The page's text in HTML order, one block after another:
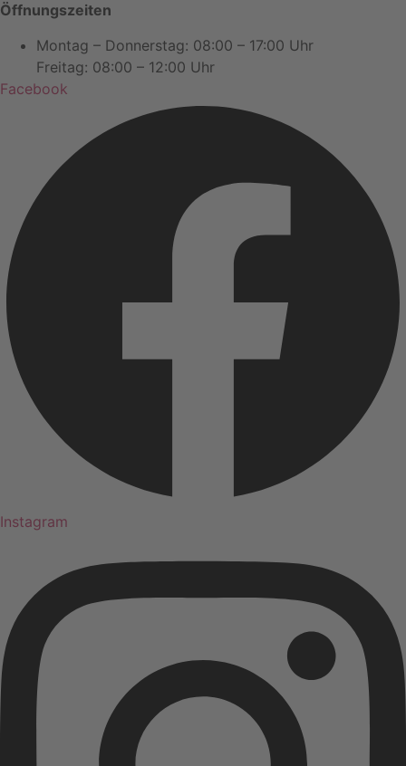
Öffnungszeiten
Montag – Donnerstag: 08:00 – 17:00 Uhr
Freitag: 08:00 – 12:00 Uhr
Facebook
Instagram